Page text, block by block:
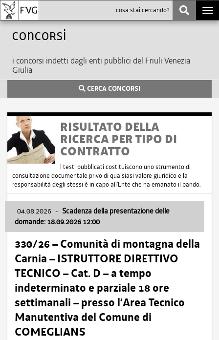
Concorsi
i concorsi indetti dagli enti pubblici del Friuli Venezia
Giulia
CERCA CONCORSI
RISULTATO DELLA
RICERCA PER TIPO DI
CONTRATTO
I testi pubblicati costituiscono uno strumento di
consultazione documentale privo di qualsiasi valore giuridico e la
responsabilità degli stessi è in capo all'Ente che ha emanato il bando.
04.08.2026 - Scadenza della presentazione delle
domande: 18.09.2026 12:00
330/26 – Comunità di montagna della
Carnia – ISTRUTTORE DIRETTIVO
TECNICO – Cat. D – a tempo
indeterminato e parziale 18 ore
settimanali – presso l’Area Tecnico
Manutentiva del Comune di
COMEGLIANS